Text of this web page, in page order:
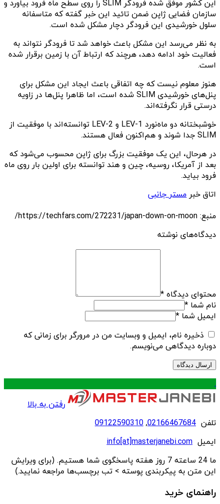
این کشور موفق شده فرودگر SLIM را روی سطح ماه فرود بیاورد و
سازمان فضایی ژاپن ضمن تائید این خبر گفته که متاسفانه
سلول خورشیدی این فرودگر دچار مشکل شده است.
به نظر می‌رسد این مشکل باعث خواهد شد تا فرودگر نتواند به
فعالیت خود ادامه دهد، هرچند که ارتباط آن با زمین برقرار شده
است.
هنوز معلوم نیست که چه اتفاقی باعث ایجاد این مشکل برای
پنل‌های خورشیدی SLIM شده است، اما ظاهرا پنل‌ها در زاویه
درستی قرار نگرفته‌اند.
خوشبختانه دو ماه‌نورد LEV-1 و LEV-2 توانسته‌اند با موفقیت از
SLIM جدا شوند و هم‌اکنون فعال هستند.
در هرحال، این یک موفقیت بزرگ برای ژاپن محسوب می‌شود که
بعد از آمریکا، روسیه، چین و هند توانسته برای اولین بار روی ماه
فرود بیاید.
اتاق خبر مستر جانبی
منبع: https://techfars.com/272231/japan-down-on-moon/
دیدگاه‌های نوشته
محتوای دیدگاه *
نام شما *
ایمیل شما *
ذخیره نام، ایمیل و وبسایت من در مرورگر برای زمانی که
دوباره دیدگاهی می‌نویسم.
.
رفتن به بالا
تلفن 02166467684
,
09122590310
ایمیل info[at]masterjanebi.com
ما 24 ساعته 7 روز هفته پاسخگوی شما هستیم. (برای ویرایش
این متن به پیکربندی پوسته > تب برچسب‌ها مراجعه نمایید.)
راهنمای خرید